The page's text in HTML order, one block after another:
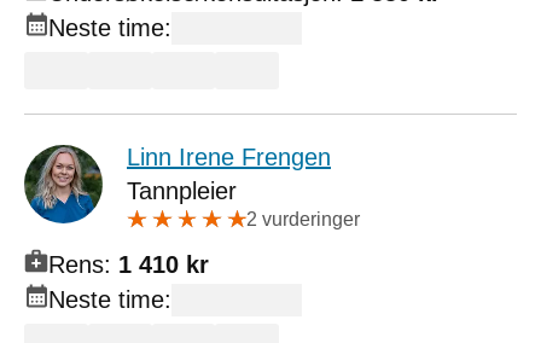
Neste time:
Linn Irene Frengen
Tannpleier
2 vurderinger
Rens: 1 410 kr
Neste time: